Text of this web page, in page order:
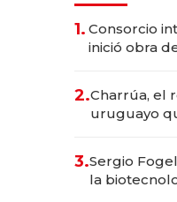
1. Consorcio
inició obra
millones
2.Charrúa, el
uruguayo
3.Sergio
la